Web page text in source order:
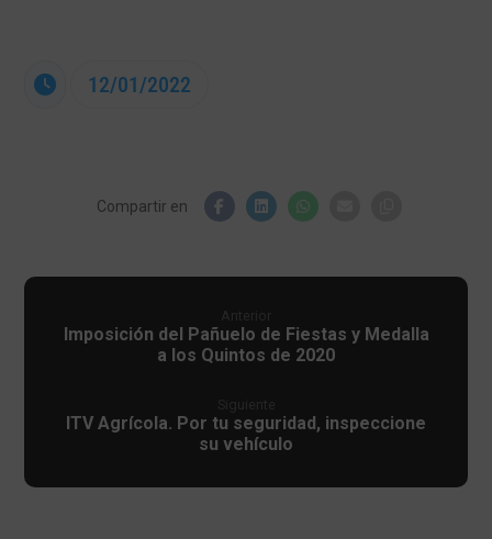
12/01/2022
Imposición del Pañuelo de Fiestas y Medalla
a los Quintos de 2020
ITV Agrícola. Por tu seguridad, inspeccione
su vehículo